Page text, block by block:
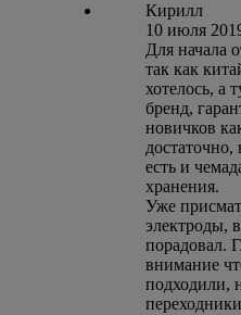
Кирилл
10 июля
Для начала
так как
хотелось, а
бренд,
новичков
достаточно,
есть и
хранения.
Уже
электроды,
порадовал.
внимание
подходили,